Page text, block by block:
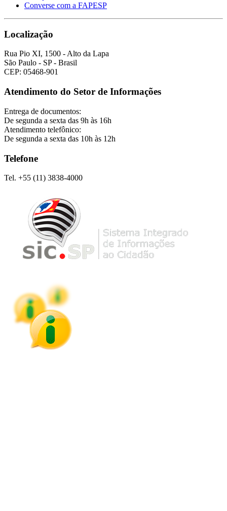
Converse com a FAPESP
Localização
Rua Pio XI, 1500 - Alto da Lapa
São Paulo - SP - Brasil
CEP: 05468-901
Atendimento do Setor de Informações
Entrega de documentos:
De segunda a sexta das 9h às 16h
Atendimento telefônico:
De segunda a sexta das 10h às 12h
Telefone
Tel. +55 (11) 3838-4000